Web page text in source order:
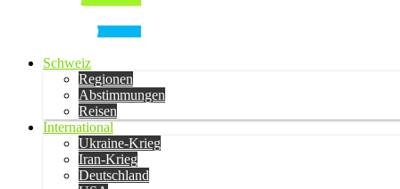
Schweiz
Regionen
Abstimmungen
Reisen
International
Ukraine-Krieg
Iran-Krieg
Deutschland